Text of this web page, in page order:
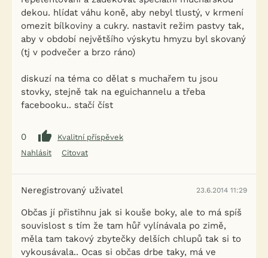
dekou. hlídat váhu koně, aby nebyl tlustý, v krmení
omezit bílkoviny a cukry. nastavit režim pastvy tak,
aby v období největšího výskytu hmyzu byl skovaný
(tj v podvečer a brzo ráno)
diskuzí na téma co dělat s muchařem tu jsou
stovky, stejně tak na eguichannelu a třeba
facebooku.. stačí číst
0
Kvalitní příspěvek
Nahlásit
Citovat
Neregistrovaný uživatel 23.6.2014 11:29
Občas jí přistihnu jak si kouše boky, ale to má spíš
souvislost s tím že tam hůř vylínávala po zimě,
měla tam takový zbytečky delších chlupů tak si to
vykousávala.. Ocas si občas drbe taky, má ve